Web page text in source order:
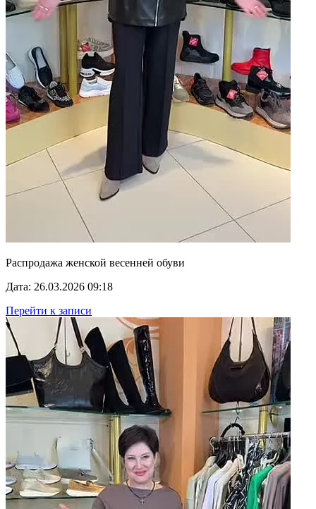
Распродажа женской весенней обуви
Дата: 26.03.2026 09:18
Перейти к записи